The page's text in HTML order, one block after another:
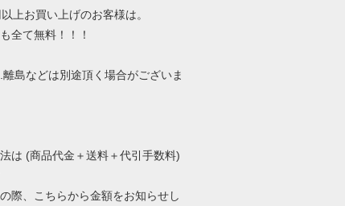
上お買い上げのお客様は。
全て無料！！！
.離島などは別途頂く場合がございま
は (商品代金＋送料＋代引手数料)
際、こちらから金額をお知らせし